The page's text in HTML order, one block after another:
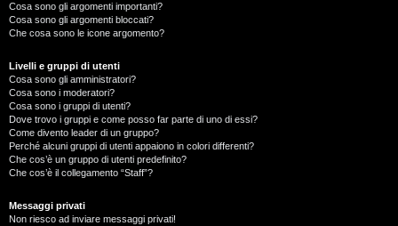
Cosa sono gli argomenti importanti?
Cosa sono gli argomenti bloccati?
Che cosa sono le icone argomento?
Livelli e gruppi di utenti
Cosa sono gli amministratori?
Cosa sono i moderatori?
Cosa sono i gruppi di utenti?
Dove trovo i gruppi e come posso far parte di uno di essi?
Come divento leader di un gruppo?
Perché alcuni gruppi di utenti appaiono in colori differenti?
Che cos’è un gruppo di utenti predefinito?
Che cos’è il collegamento “Staff”?
Messaggi privati
Non riesco ad inviare messaggi privati!